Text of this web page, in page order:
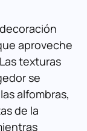
aproveche
texturas
se
alfombras,
de la